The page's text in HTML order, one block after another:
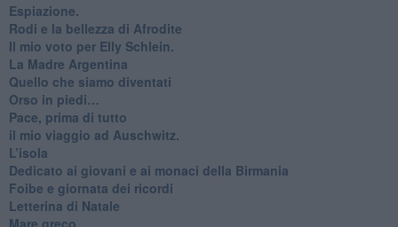
Espiazione.
Rodi e la bellezza di Afrodite
​Il mio voto per Elly Schlein.
​La Madre Argentina
Quello che siamo diventati
Orso in piedi…
​Pace, prima di tutto
​il mio viaggio ad Auschwitz.
​L’isola
Dedicato ai giovani e ai monaci della Birmania
​Foibe e giornata dei ricordi
Letterina di Natale
Mare greco